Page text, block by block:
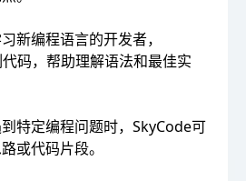
新编程语言的开发者，
码，帮助理解语法和最佳实
特定编程问题时，SkyCode可
或代码片段。